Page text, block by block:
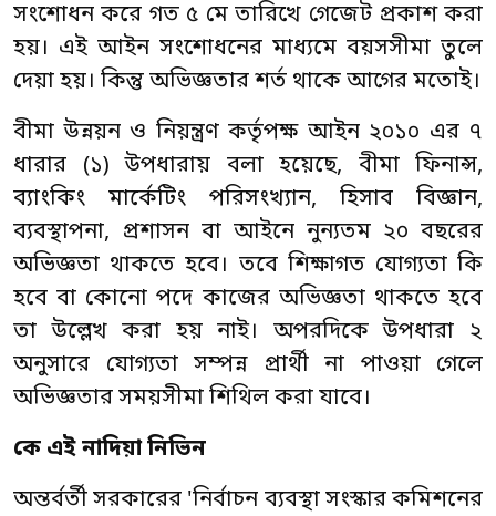
সংশোধন করে গত ৫ মে তারিখে গেজেট প্রকাশ করা
হয়। এই আইন সংশোধনের মাধ্যমে বয়সসীমা তুলে
দেয়া হয়। কিন্তু অভিজ্ঞতার শর্ত থাকে আগের মতোই।
বীমা উন্নয়ন ও নিয়ন্ত্রণ কর্তৃপক্ষ আইন ২০১০ এর ৭
ধারার (১) উপধারায় বলা হয়েছে, বীমা ফিনান্স,
ব্যাংকিং মার্কেটিং পরিসংখ্যান, হিসাব বিজ্ঞান,
ব্যবস্থাপনা, প্রশাসন বা আইনে নুন্যতম ২০ বছরের
অভিজ্ঞতা থাকতে হবে। তবে শিক্ষাগত যোগ্যতা কি
হবে বা কোনো পদে কাজের অভিজ্ঞতা থাকতে হবে
তা উল্লেখ করা হয় নাই। অপরদিকে উপধারা ২
অনুসারে যোগ্যতা সম্পন্ন প্রার্থী না পাওয়া গেলে
অভিজ্ঞতার সময়সীমা শিথিল করা যাবে।
কে এই নাদিয়া নিভিন
অন্তর্বর্তী সরকারের 'নির্বাচন ব্যবস্থা সংস্কার কমিশনের